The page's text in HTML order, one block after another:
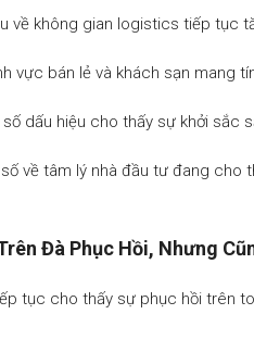
về không gian logistics tiếp tục
vực bán lẻ và khách sạn mang
dấu hiệu cho thấy sự khởi sắc
về tâm lý nhà đầu tư đang cho
Đà Phục Hồi, Nhưng
tục cho thấy sự phục hồi trên